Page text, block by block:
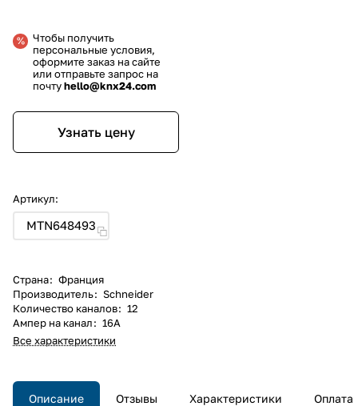
Чтобы получить
персональные условия,
оформите заказ на сайте
или отправьте запрос на
почтуhello@knx24.com
Узнать цену
Артикул:
MTN648493
Страна: Франция
Производитель: Schneider
Количество каналов: 12
Ампер на канал: 16А
Все характеристики
Описание Отзывы Характеристики Оплата